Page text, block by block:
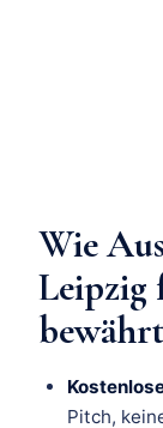
Wie
Leipzig
Pitch,